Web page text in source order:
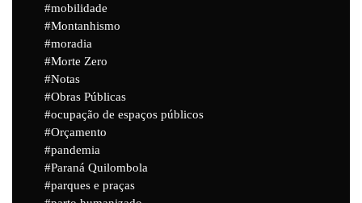
mobilidade
Montanhismo
moradia
Morte Zero
Notas
Obras Públicas
ocupação de espaços públicos
Orçamento
pandemia
Paraná Quilombola
parques e praças